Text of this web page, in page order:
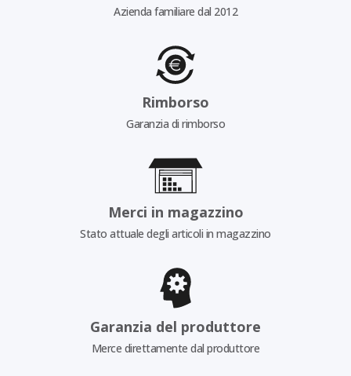
Azienda familiare dal 2012
Rimborso
Garanzia di rimborso
Merci in magazzino
Stato attuale degli articoli in magazzino
Garanzia del produttore
Merce direttamente dal produttore